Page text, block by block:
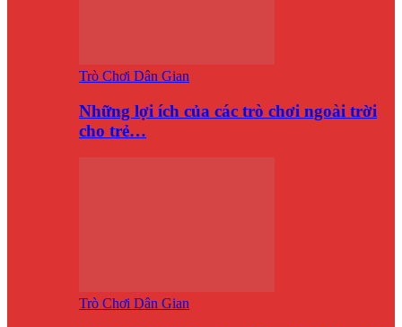
Trò Chơi Dân Gian
Những lợi ích của các trò chơi ngoài trời
cho trẻ…
Trò Chơi Dân Gian